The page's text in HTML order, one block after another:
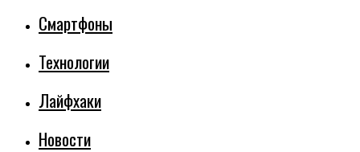
Смартфоны
Технологии
Лайфхаки
Новости